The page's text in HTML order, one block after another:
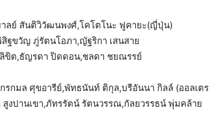
ลย์ สันติวิวัฒนพงศ์,โคโตโนะ ฟูคายะ(ญี่ปุ่น)
ฐขวัญ ภู่รัตนโอภา,ญัฐริกา เสนสาย
ลิขิต,ธัญรดา ปิดดอน,ชลดา ชยณรรย์
รกมล ศุขอารีย์,พัทธนันท์ ติกุล,บรีอันนา กิลล์ (ออลเตร
สูงปานเขา,ภัทรรัตน์ รัตนวรรณ,กัลยวรรธน์ พุ่มคล้าย